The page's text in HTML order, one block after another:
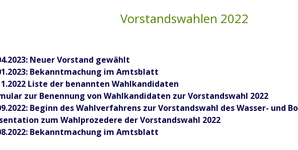
Vorstandswahlen 2022
Neuer Vorstand gewählt
Bekanntmachung im Amtsblatt
Liste der benannten Wahlkandidaten
zur Benennung von Wahlkandidaten zur Vorstandswahl 2022
Beginn des Wahlverfahrens zur Vorstandswahl des Wasser- und
zum Wahlprozedere der Vorstandswahl 2022
Bekanntmachung im Amtsblatt